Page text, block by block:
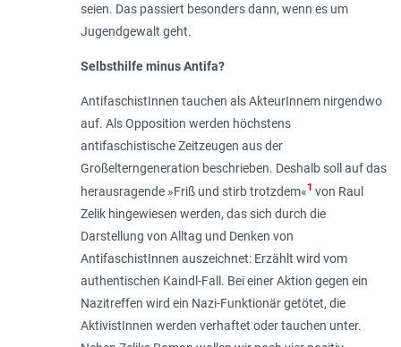
seien. Das passiert besonders dann, wenn es um
Jugendgewalt geht.
Selbsthilfe minus Antifa?
AntifaschistInnen tauchen als AkteurInnem nirgendwo
auf. Als Opposition werden höchstens
antifaschistische Zeitzeugen aus der
Großelterngeneration beschrieben. Deshalb soll auf das
herausragende »Friß und stirb trotzdem«1 von Raul
Zelik hingewiesen werden, das sich durch die
Darstellung von Alltag und Denken von
AntifaschistInnen auszeichnet: Erzählt wird vom
authentischen Kaindl-Fall. Bei einer Aktion gegen ein
Nazitreffen wird ein Nazi-Funktionär getötet, die
AktivistInnen werden verhaftet oder tauchen unter.